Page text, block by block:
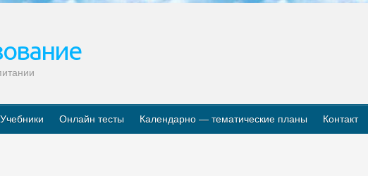
Учебники Онлайн тесты Календарно — тематические планы Контакт